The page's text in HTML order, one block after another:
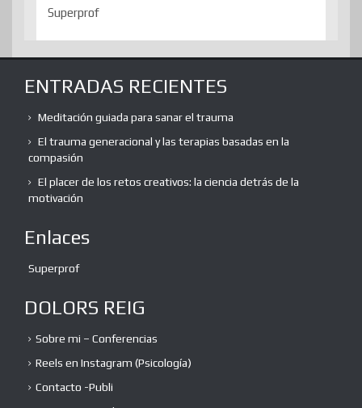
Superprof
ENTRADAS RECIENTES
Meditación guiada para sanar el trauma
El trauma generacional y las terapias basadas en la
compasión
El placer de los retos creativos: la ciencia detrás de la
motivación
Enlaces
Superprof
DOLORS REIG
Sobre mi – Conferencias
Reels en Instagram (Psicología)
Contacto -Publi